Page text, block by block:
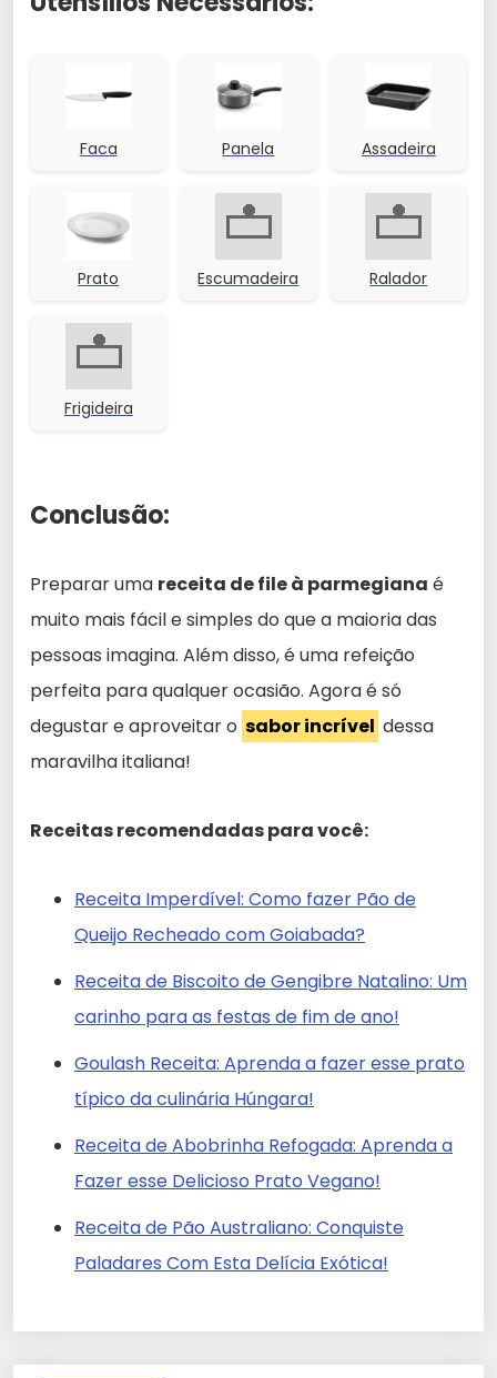
Faca Panela Assadeira
Prato Escumadeira Ralador
Frigideira
Conclusão:
Preparar uma receita de file à parmegiana é
muito mais fácil e simples do que a maioria das
pessoas imagina. Além disso, é uma refeição
perfeita para qualquer ocasião. Agora é só
degustar e aproveitar o sabor incrível dessa
maravilha italiana!
Receitas recomendadas para você:
Receita Imperdível: Como fazer Pão de
Queijo Recheado com Goiabada?
Receita de Biscoito de Gengibre Natalino: Um
carinho para as festas de fim de ano!
Goulash Receita: Aprenda a fazer esse prato
típico da culinária Húngara!
Receita de Abobrinha Refogada: Aprenda a
Fazer esse Delicioso Prato Vegano!
Receita de Pão Australiano: Conquiste
Paladares Com Esta Delícia Exótica!